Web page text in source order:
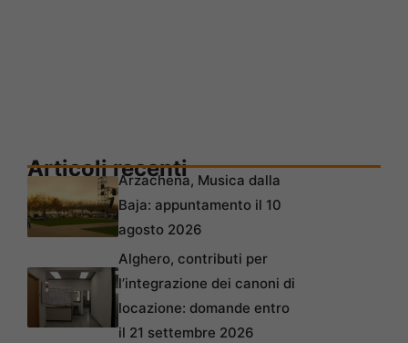
Articoli recentiArzachena, Musica dalla
Baja: appuntamento il 10
agosto 2026
Alghero, contributi per
l’integrazione dei canoni di
locazione: domande entro
il 21 settembre 2026